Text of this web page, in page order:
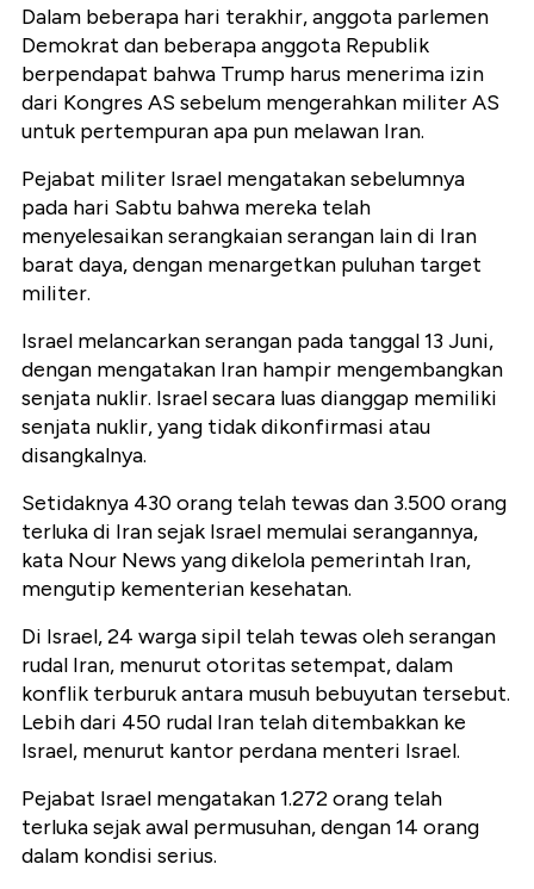
Dalam beberapa hari terakhir, anggota parlemen
Demokrat dan beberapa anggota Republik
berpendapat bahwa Trump harus menerima izin
dari Kongres AS sebelum mengerahkan militer AS
untuk pertempuran apa pun melawan Iran.
Pejabat militer Israel mengatakan sebelumnya
pada hari Sabtu bahwa mereka telah
menyelesaikan serangkaian serangan lain di Iran
barat daya, dengan menargetkan puluhan target
militer.
Israel melancarkan serangan pada tanggal 13 Juni,
dengan mengatakan Iran hampir mengembangkan
senjata nuklir. Israel secara luas dianggap memiliki
senjata nuklir, yang tidak dikonfirmasi atau
disangkalnya.
Setidaknya 430 orang telah tewas dan 3.500 orang
terluka di Iran sejak Israel memulai serangannya,
kata Nour News yang dikelola pemerintah Iran,
mengutip kementerian kesehatan.
Di Israel, 24 warga sipil telah tewas oleh serangan
rudal Iran, menurut otoritas setempat, dalam
konflik terburuk antara musuh bebuyutan tersebut.
Lebih dari 450 rudal Iran telah ditembakkan ke
Israel, menurut kantor perdana menteri Israel.
Pejabat Israel mengatakan 1.272 orang telah
terluka sejak awal permusuhan, dengan 14 orang
dalam kondisi serius.